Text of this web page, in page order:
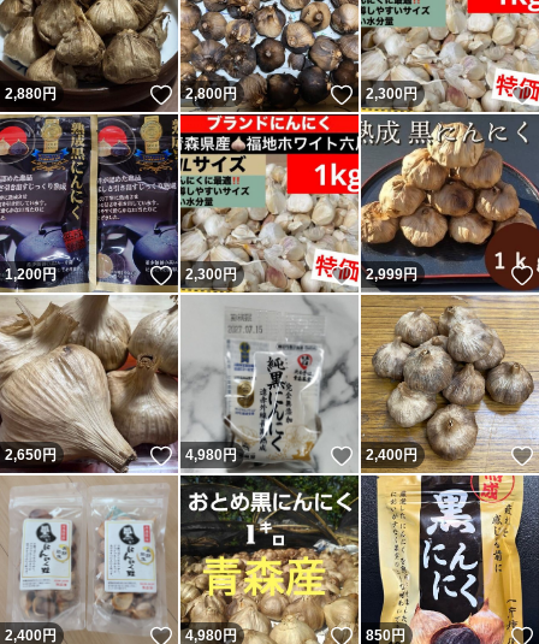
2,880円 いいね！
2,800円 いいね！
2,300円
1,200円 いいね！
2,300円 いいね！
2,999円
2,650円 いいね！
4,980円 いいね！
2,400円
2,400円 いいね！
4,980円 いいね！
850円